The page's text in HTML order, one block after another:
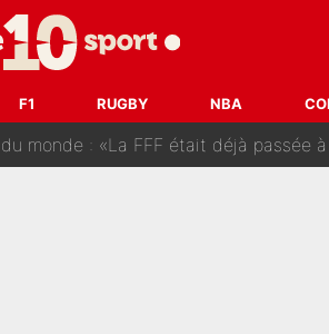
F1 RUGBY NBA
de France pourraient aussi quitter le Stade
SPORTS ne digère pas cette décision
monde : «La FFF était déjà passée